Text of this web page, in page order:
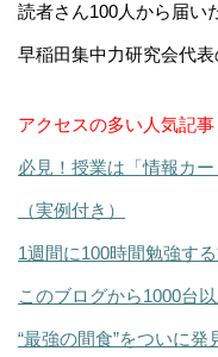
読者さん100人から届い
早稲田集中力研究会代
アクセスの多い人気記事
必見！授業は「情報カ
（実例付き）
1週間に100時間勉強する
このブログから1000台
“最強の間食”をついに発